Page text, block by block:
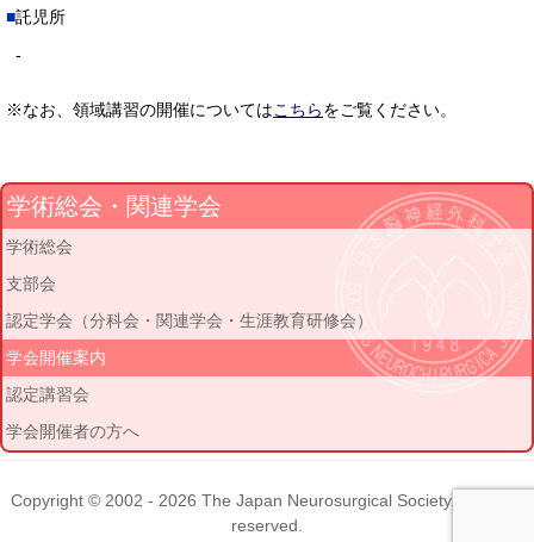
託児所
-
※なお、領域講習の開催についてはこちらをご覧ください。
学術総会・関連学会
学術総会
支部会
認定学会（分科会・関連学会・生涯教育研修会）
学会開催案内
認定講習会
学会開催者の方へ
Copyright © 2002 - 2026 The Japan Neurosurgical Society. All rights
reserved.